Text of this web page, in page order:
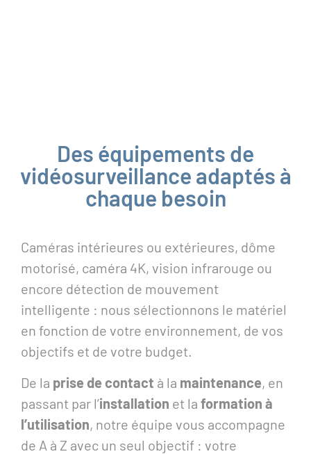
Des équipements de
vidéosurveillance adaptés à
chaque besoin
Caméras intérieures ou extérieures, dôme
motorisé, caméra 4K, vision infrarouge ou
encore détection de mouvement
intelligente : nous sélectionnons le matériel
en fonction de votre environnement, de vos
objectifs et de votre budget.
De la prise de contact à la maintenance, en
passant par l’installation et la formation à
l’utilisation, notre équipe vous accompagne
de A à Z avec un seul objectif : votre